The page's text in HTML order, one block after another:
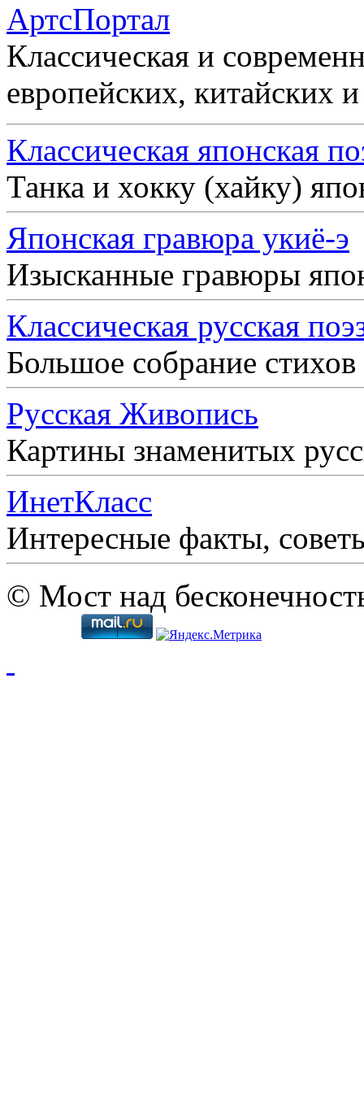
АртсПортал
Классическая и
европейских, китайских
Классическая японская
Танка и хокку (хайку)
Японская гравюра укиё-э
Изысканные гравюры
Классическая русская
Большое собрание
Русская Живопись
Картины знаменитых
ИнетКласс
Интересные факты,
© Мост над